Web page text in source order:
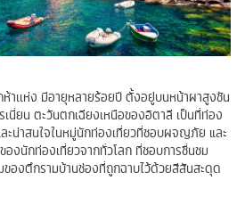
าเเห่ง มีอายุหลายร้อยปี ตั้งอยู่บนหน้าผาสูงชัน
รเนี่ยน ตะวันตกเฉียงเหนือของอิตาลี เป็นที่ท่อง
ะน่าสนใจในหมู่นักท่องเที่ยวที่ชอบผจญภัย และ
งนักท่องเที่ยวจากทั่วโลก ที่ชอบการชื่นชม
องตึกรามบ้านช่องที่ถูกฉาบไว้ด้วยสีสันสะดุด